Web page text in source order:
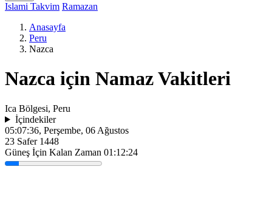
Islami Takvim Ramazan
Anasayfa
Peru
Nazca
Nazca için Namaz Vakitleri
Ica Bölgesi, Peru
İçindekiler
05:07:36, Perşembe, 06 Ağustos
23 Safer 1448
Güneş İçin Kalan Zaman 01:12:24